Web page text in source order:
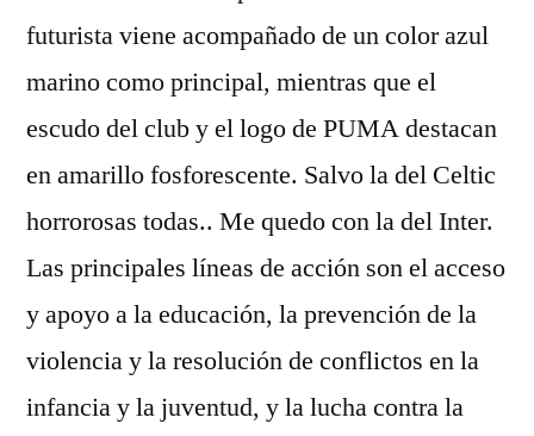
futurista viene acompañado de un color azul
marino como principal, mientras que el
escudo del club y el logo de PUMA destacan
en amarillo fosforescente. Salvo la del Celtic
horrorosas todas.. Me quedo con la del Inter.
Las principales líneas de acción son el acceso
y apoyo a la educación, la prevención de la
violencia y la resolución de conflictos en la
infancia y la juventud, y la lucha contra la